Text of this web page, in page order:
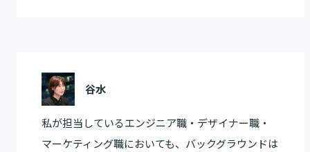
谷水
私が担当しているエンジニア職・デザイナー職・
マーケティング職においても、バックグラウンドは